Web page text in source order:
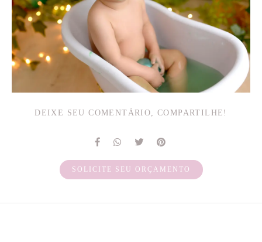
DEIXE SEU COMENTÁRIO, COMPARTILHE!
SOLICITE SEU ORÇAMENTO